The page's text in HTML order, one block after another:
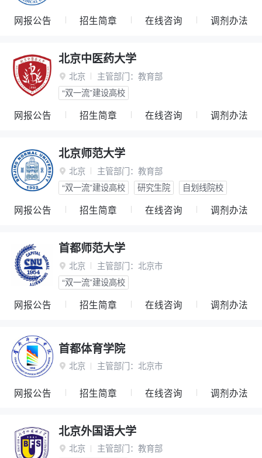
网报公告 招生简章 在线咨询 调剂办法
北京中医药大学
 北京 主管部门： 教育部
“双一流”建设高校
网报公告 招生简章 在线咨询 调剂办法
北京师范大学
 北京 主管部门： 教育部
“双一流”建设高校
研究生院 自划线院校
网报公告 招生简章 在线咨询 调剂办法
首都师范大学
 北京 主管部门： 北京市
“双一流”建设高校
网报公告 招生简章 在线咨询 调剂办法
首都体育学院
 北京 主管部门： 北京市
网报公告 招生简章 在线咨询 调剂办法
北京外国语大学
 北京 主管部门： 教育部